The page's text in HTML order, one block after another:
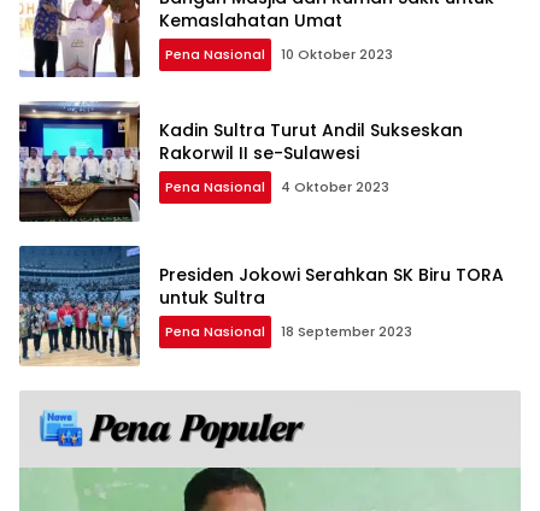
Kemaslahatan Umat
Pena Nasional 10 Oktober 2023
Kadin Sultra Turut Andil Sukseskan
Rakorwil II se-Sulawesi
Pena Nasional 4 Oktober 2023
Presiden Jokowi Serahkan SK Biru TORA
untuk Sultra
Pena Nasional 18 September 2023